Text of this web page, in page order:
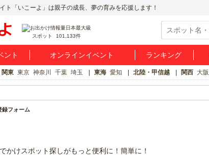
ト「いこーよ」は親子の成長、夢の育みを応援します！
スポット 101,133件
ント オンラインイベント ランキング
関東 東京 神奈川 千葉 埼玉 東海 愛知 北陸・甲信越 関西 大阪
録フォーム